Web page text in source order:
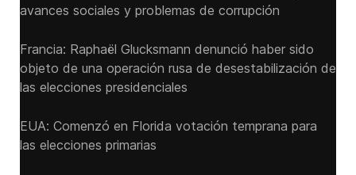
avances sociales y problemas de corrupción
Francia: Raphaël Glucksmann denunció haber sido
objeto de una operación rusa de desestabilización de
las elecciones presidenciales
EUA: Comenzó en Florida votación temprana para
las elecciones primarias